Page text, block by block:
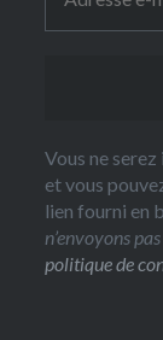
Vous ne
et vous
lien fourni en
n’envoyons
politique de